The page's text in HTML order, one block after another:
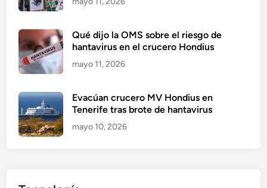
Qué dijo la OMS sobre el riesgo de
hantavirus en el crucero Hondius
mayo 11, 2026
Evacúan crucero MV Hondius en
Tenerife tras brote de hantavirus
mayo 10, 2026